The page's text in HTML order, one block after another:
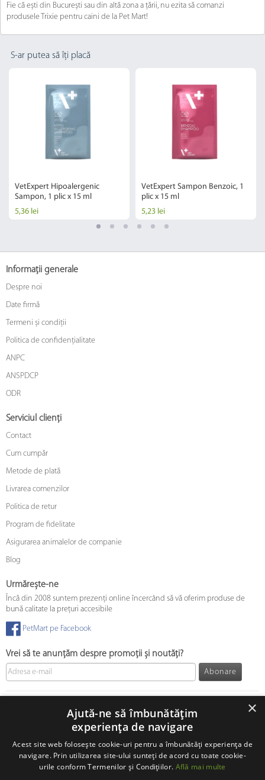
Fie că ești din București sau din altă zona a țării, nu ezita să comanzi
produsele Trixie pentru caini de la Pet Mart!
S-ar putea să îți placă
VetExpert Hipoalergenic
Sampon, 1 plic x 15 ml
5,36 lei
VetExpert Sampon Benzoic, 1
plic x 15 ml
5,23 lei
Informații generale
Despre noi
Date firmă
Termeni și condiții
Politica de confidențialitate
ANPC
ANSPDCP
ODR
Serviciul clienți
Contact
Cum cumpăr
Metode de plată
Livrarea comenzilor
Politica de retur
Program de fidelitate
Asigurarea animalelor de companie
Blog
Urmărește-ne
Încă din 2008 suntem prezenți online încercând să vă oferim produse de
bună calitate la prețuri accesibile
PetMart pe Facebook
Vrei să te anunțăm despre promoții și noutăți?
Abonare
×
Ajută-ne să îmbunătățim
experiența de navigare
Acest site web folosește cookie-uri pentru a îmbunătăți experiența de
navigare. Prin utilizarea site-ului sunteți de acord cu toate cookie-
urile conform Termenilor și Condițiilor. Află mai multe